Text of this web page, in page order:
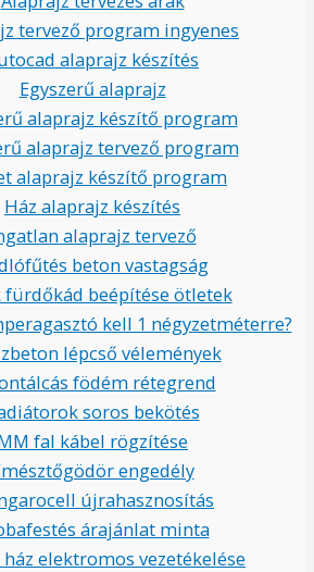
tervező program ingyenes
alaprajz készítés
Egyszerű alaprajz
alaprajz készítő program
alaprajz tervező program
alaprajz készítő program
Ház alaprajz készítés
alaprajz tervező
beton vastagság
fürdőkád beépítése ötletek
kell 1 négyzetméterre?
lépcső vélemények
födém rétegrend
soros bekötés
fal kábel rögzítése
engedély
újrahasznosítás
árajánlat minta
ház elektromos vezetékelése